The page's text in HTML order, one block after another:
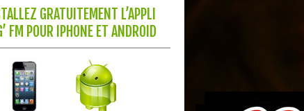
GRATUITEMENT L’APPLI
FM POUR IPHONE ET ANDROID